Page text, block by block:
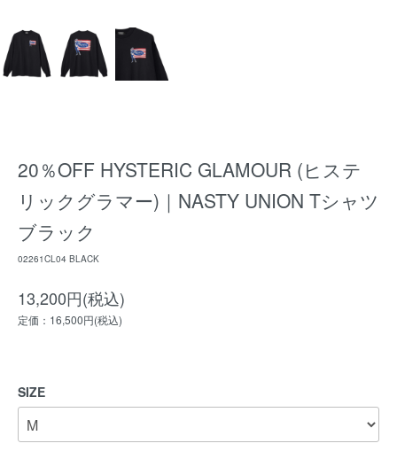
20％OFF HYSTERIC GLAMOUR (ヒステ
リックグラマー)｜NASTY UNION Tシャツ
ブラック
02261CL04 BLACK
13,200円(税込)
定価：16,500円(税込)
SIZE